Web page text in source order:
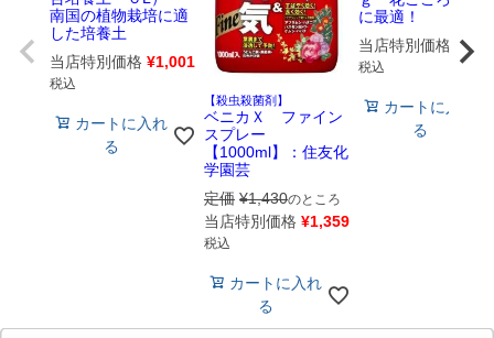
南国の植物栽培に適
した培養土
当店特別価格 ¥1,001
税込
カートに入れ
る
【殺虫殺菌剤】
ベニカＸ ファイン
スプレー
【1000ml】：住友化
学園芸
定価 ¥1,430のところ
当店特別価格 ¥1,359
税込
カートに入れ
る
に最適！
当店特別価格
¥528
税込
カートに入れ
る